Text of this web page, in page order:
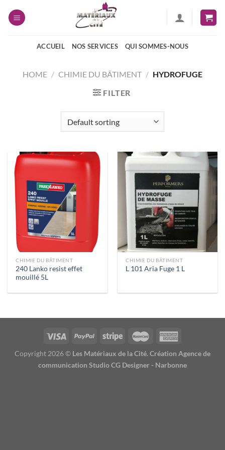
ACCUEIL NOS SERVICES QUI SOMMES-NOUS
HOME / CHIMIE DU BÂTIMENT / HYDROFUGE
FILTER
CHIMIE DU BÂTIMENT
240 Lanko resist effet
mouillé 5L
CHIMIE DU BÂTIMENT
L 101 Aria Fuge 1 L
Copyright 2026 © Les Matériaux de la Cité. Création Agence de
communication Studio CG Designer - Narbonne